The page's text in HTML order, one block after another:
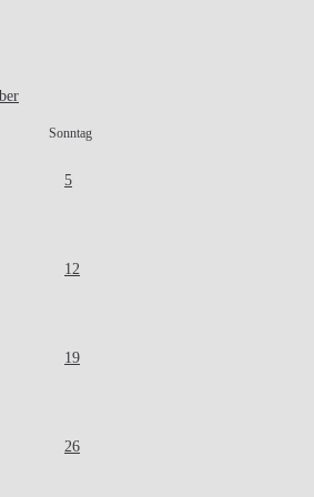
Sonntag
5
12
19
26